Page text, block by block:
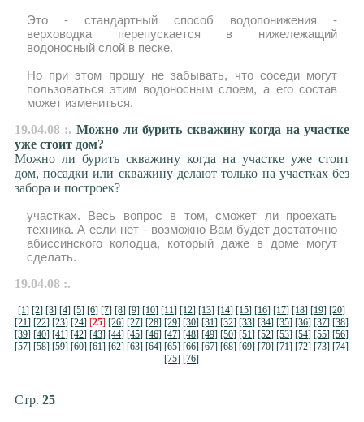
Это - стандартный способ водопонижения -
верховодка перепускается в нижележащий
водоносный слой в песке.
Но при этом прошу не забывать, что соседи могут
пользоваться этим водоносным слоем, а его состав
может измениться.
19.04.08 :. Можно ли бурить скважину когда на участке
уже стоит дом?
Можно ли бурить скважину когда на участке уже стоит
дом, посадки или скважину делают только на участках без
забора и построек?
участках. Весь вопрос в том, сможет ли проехать
техника. А если нет - возможно Вам будет достаточно
абиссинского колодца, который даже в доме могут
сделать.
19.04.08 :.
[1] [2] [3] [4] [5] [6] [7] [8] [9] [10] [11] [12] [13] [14] [15] [16] [17] [18] [19] [20]
[21] [22] [23] [24] [25] [26] [27] [28] [29] [30] [31] [32] [33] [34] [35] [36] [37] [38]
[39] [40] [41] [42] [43] [44] [45] [46] [47] [48] [49] [50] [51] [52] [53] [54] [55] [56]
[57] [58] [59] [60] [61] [62] [63] [64] [65] [66] [67] [68] [69] [70] [71] [72] [73] [74]
[75] [76]
Стр. 25